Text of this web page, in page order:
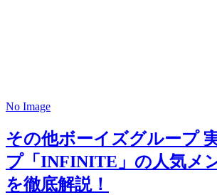
No Image
その他ボーイズグループ
プ「INFINITE」の人気メ
を徹底解説！